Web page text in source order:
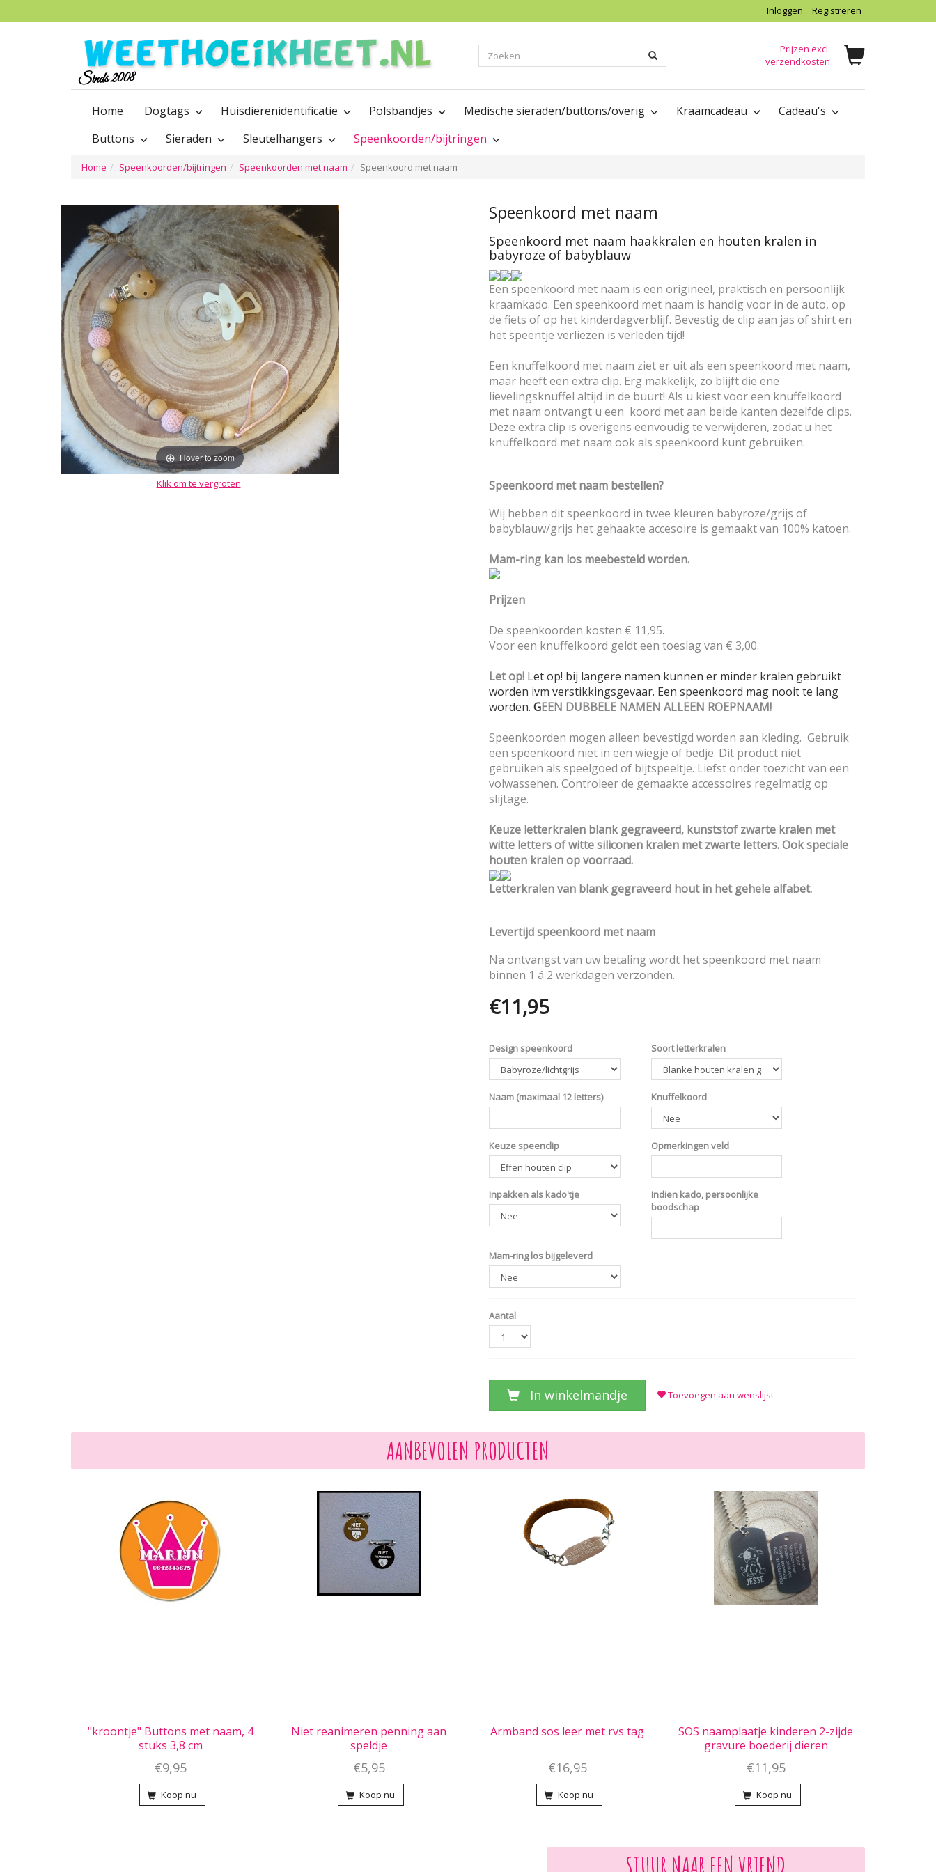
Inloggen Registreren
Sinds 2008
Zoeken
Prijzen excl.
verzendkosten
Home Dogtags Huisdierenidentificatie Polsbandjes Medische sieraden/buttons/overig Kraamcadeau
Cadeau's
Buttons
Sieraden Sleutelhangers Speenkoorden/bijtringen
Home Speenkoorden/bijtringen Speenkoorden met naam Speenkoord met naam
Hover to zoom
Klik om te vergroten
Speenkoord met naam
Speenkoord met naam haakkralen en houten kralen in
babyroze of babyblauw
Een speenkoord met naam is een origineel, praktisch en persoonlijk
kraamkado. Een speenkoord met naam is handig voor in de auto, op
de fiets of op het kinderdagverblijf. Bevestig de clip aan jas of shirt en
het speentje verliezen is verleden tijd!
Een knuffelkoord met naam ziet er uit als een speenkoord met naam,
maar heeft een extra clip. Erg makkelijk, zo blijft die ene
lievelingsknuffel altijd in de buurt! Als u kiest voor een knuffelkoord
met naam ontvangt u een koord met aan beide kanten dezelfde clips.
Deze extra clip is overigens eenvoudig te verwijderen, zodat u het
knuffelkoord met naam ook als speenkoord kunt gebruiken.
Speenkoord met naam bestellen?
Wij hebben dit speenkoord in twee kleuren babyroze/grijs of
babyblauw/grijs het gehaakte accesoire is gemaakt van 100% katoen.
Mam-ring kan los meebesteld worden.
Prijzen
De speenkoorden kosten € 11,95.
Voor een knuffelkoord geldt een toeslag van € 3,00.
Let op! Let op! bij langere namen kunnen er minder kralen gebruikt
worden ivm verstikkingsgevaar. Een speenkoord mag nooit te lang
worden. GEEN DUBBELE NAMEN ALLEEN ROEPNAAM!
Speenkoorden mogen alleen bevestigd worden aan kleding. Gebruik
een speenkoord niet in een wiegje of bedje. Dit product niet
gebruiken als speelgoed of bijtspeeltje. Liefst onder toezicht van een
volwassenen. Controleer de gemaakte accessoires regelmatig op
slijtage.
Keuze letterkralen blank gegraveerd, kunststof zwarte kralen met
witte letters of witte siliconen kralen met zwarte letters. Ook speciale
houten kralen op voorraad.
Letterkralen van blank gegraveerd hout in het gehele alfabet.
Levertijd speenkoord met naam
Na ontvangst van uw betaling wordt het speenkoord met naam
binnen 1 á 2 werkdagen verzonden.
€11,95
Design speenkoord Soort letterkralen
Naam (maximaal 12 letters) Knuffelkoord
Keuze speenclip Opmerkingen veld
Inpakken als kado'tje
Indien kado, persoonlijke
boodschap
Mam-ring los bijgeleverd
Aantal
In winkelmandje Toevoegen aan wenslijst
AANBEVOLEN PRODUCTEN
"kroontje" Buttons met naam, 4
stuks 3,8 cm
€9,95
Koop nu
Niet reanimeren penning aan
speldje
€5,95
Koop nu
Armband sos leer met rvs tag
€16,95
Koop nu
SOS naamplaatje kinderen 2-zijde
gravure boederij dieren
€11,95
Koop nu
STUUR NAAR EEN VRIEND